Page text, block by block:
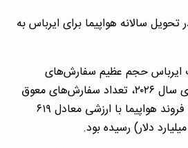
سالانه هواپیما برای ایرباس به
ایرباس حجم عظیم سفارش‌های
ثبت‌شده آن است. تا ابتدای سال ۲۰۲۶، تعداد سفارش‌های معوق
این شرکت به بیش از ۸۷۰۰ فروند هواپیما با ارزشی معادل ۶۱۹